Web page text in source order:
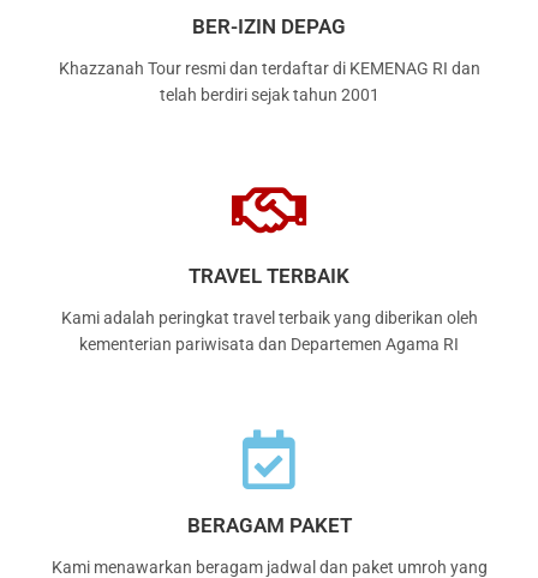
BER-IZIN DEPAG
Khazzanah Tour resmi dan terdaftar di KEMENAG RI dan
telah berdiri sejak tahun 2001
TRAVEL TERBAIK
Kami adalah peringkat travel terbaik yang diberikan oleh
kementerian pariwisata dan Departemen Agama RI
BERAGAM PAKET
Kami menawarkan beragam jadwal dan paket umroh yang